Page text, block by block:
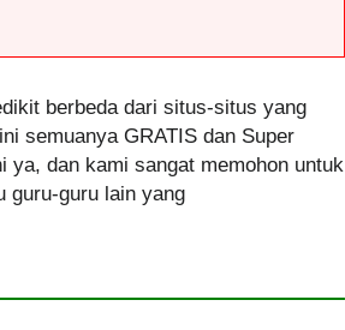
berbeda dari situs-situs yang
semuanya GRATIS dan Super
ya, dan kami sangat memohon untuk
guru-guru lain yang